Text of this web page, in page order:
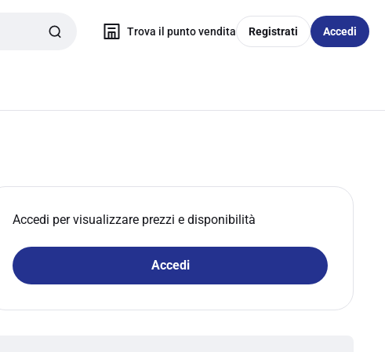
Trova il punto vendita Registrati Accedi
Accedi per visualizzare prezzi e disponibilità
Accedi